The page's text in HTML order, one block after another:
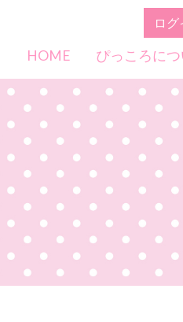
ログ
HOME
ぴっころにつ